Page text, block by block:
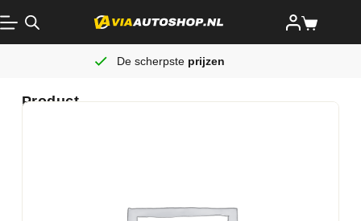
De scherpste prijzen
Product